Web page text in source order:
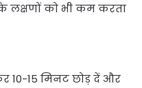
लक्षणों को भी कम करता
10-15 मिनट छोड़ दें और